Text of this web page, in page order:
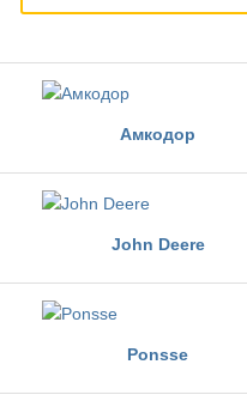
Амкодор
John Deere
Ponsse